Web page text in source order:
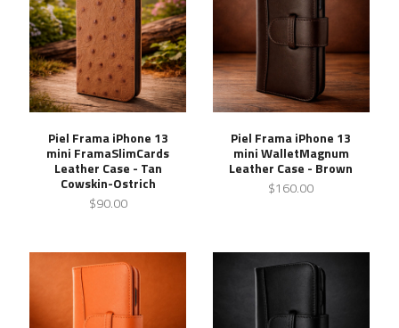
Piel Frama iPhone 13
mini FramaSlimCards
Leather Case - Tan
Cowskin-Ostrich
$90.00
Piel Frama iPhone 13
mini WalletMagnum
Leather Case - Brown
$160.00